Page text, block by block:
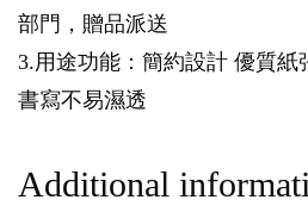
部門，贈品派送
3.用途功能：簡約設計 優質紙
書寫不易濕透
Additional